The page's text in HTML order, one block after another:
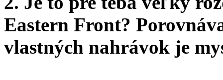
Eastern Front?
vlastných nahrávok je